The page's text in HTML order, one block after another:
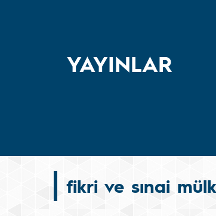
YAYINLAR
fikri ve sınai